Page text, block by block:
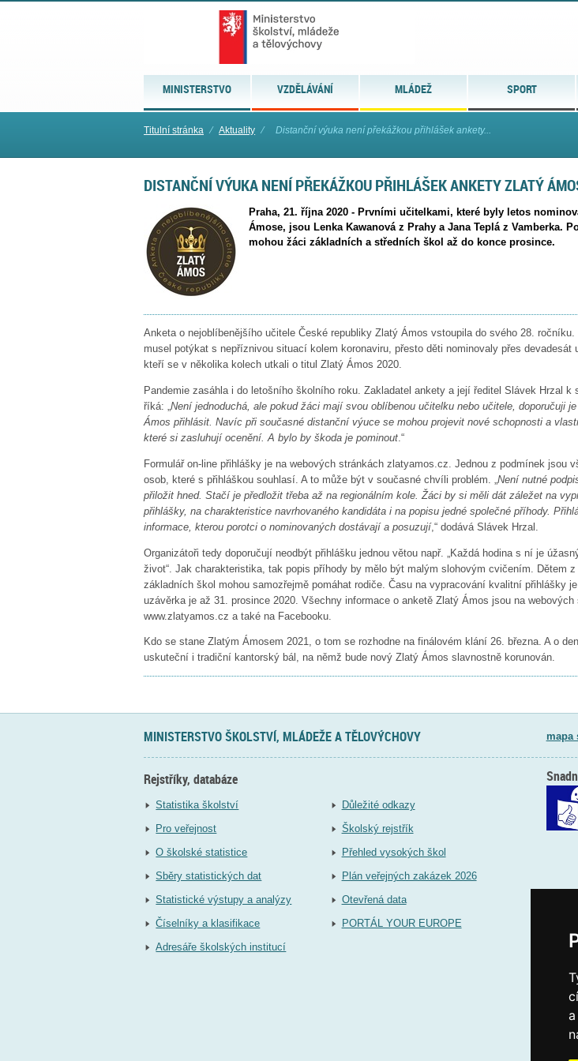
MINISTERSTVO VZDĚLÁVÁNÍ MLÁDEŽ SPORT
Titulní stránka ⁄ Aktuality ⁄ Distanční výuka není překážkou přihlášek ankety...
DISTANČNÍ VÝUKA NENÍ PŘEKÁŽKOU PŘIHLÁŠEK ANKETY ZLATÝ
Praha, 21. října 2020 - Prvními učitelkami, které byly letos
Ámose, jsou Lenka Kawanová z Prahy a Jana Teplá z Vamberka.
mohou žáci základních a středních škol až do konce prosince.
Anketa o nejoblíbenějšího učitele České republiky Zlatý Ámos vstoupila do svého 28.
musel potýkat s nepříznivou situací kolem koronaviru, přesto děti nominovaly přes devadesát
kteří se v několika kolech utkali o titul Zlatý Ámos 2020.
Pandemie zasáhla i do letošního školního roku. Zakladatel ankety a její ředitel Slávek Hrzal k
říká: „Není jednoduchá, ale pokud žáci mají svou oblíbenou učitelku nebo učitele, doporučuji
Ámos přihlásit. Navíc při současné distanční výuce se mohou projevit nové schopnosti a
které si zasluhují ocenění. A bylo by škoda je pominout.“
Formulář on-line přihlášky je na webových stránkách zlatyamos.cz. Jednou z podmínek jsou
osob, které s přihláškou souhlasí. A to může být v současné chvíli problém. „ Není nutné
přiložit hned. Stačí je předložit třeba až na regionálním kole. Žáci by si měli dát záležet na
přihlášky, na charakteristice navrhovaného kandidáta i na popisu jedné společné příhody.
informace, kterou porotci o nominovaných dostávají a posuzují,“ dodává Slávek Hrzal.
Organizátoři tedy doporučují neodbýt přihlášku jednou větou např. „Každá hodina s ní je
život“. Jak charakteristika, tak popis příhody by mělo být malým slohovým cvičením. Dětem
základních škol mohou samozřejmě pomáhat rodiče. Času na vypracování kvalitní přihlášky
uzávěrka je až 31. prosince 2020. Všechny informace o anketě Zlatý Ámos jsou na webových
www.zlatyamos.cz a také na Facebooku.
Kdo se stane Zlatým Ámosem 2021, o tom se rozhodne na finálovém klání 26. března. A o
uskuteční i tradiční kantorský bál, na němž bude nový Zlatý Ámos slavnostně korunován.
MINISTERSTVO ŠKOLSTVÍ, MLÁDEŽE A TĚLOVÝCHOVY mapa
Rejstříky, databáze
Statistika školství
Pro veřejnost
O školské statistice
Sběry statistických dat
Statistické výstupy a analýzy
Číselníky a klasifikace
Adresáře školských institucí
Důležité odkazy
Školský rejstřík
Přehled vysokých škol
Plán veřejných zakázek 2026
Otevřená data
PORTÁL YOUR EUROPE